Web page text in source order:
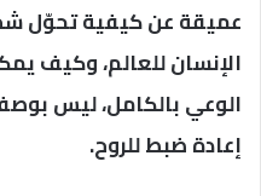
عميقة عن كيفية تحوّل
الإنسان للعالم، وكيف
الوعي بالكامل، ليس
إعادة ضبط للروح.